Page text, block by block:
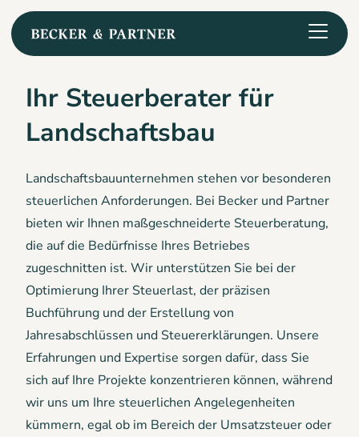
Ihr Steuerberater für
Landschaftsbau
Landschaftsbauunternehmen stehen vor besonderen
steuerlichen Anforderungen. Bei Becker und Partner
bieten wir Ihnen maßgeschneiderte Steuerberatung,
die auf die Bedürfnisse Ihres Betriebes
zugeschnitten ist. Wir unterstützen Sie bei der
Optimierung Ihrer Steuerlast, der präzisen
Buchführung und der Erstellung von
Jahresabschlüssen und Steuererklärungen. Unsere
Erfahrungen und Expertise sorgen dafür, dass Sie
sich auf Ihre Projekte konzentrieren können, während
wir uns um Ihre steuerlichen Angelegenheiten
kümmern, egal ob im Bereich der Umsatzsteuer oder